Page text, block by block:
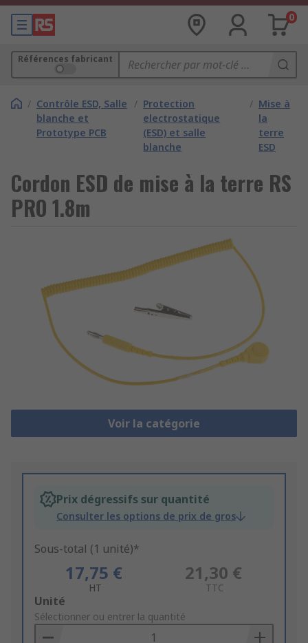
0
Références fabricant
/ Contrôle ESD, Salle
blanche et
Prototype PCB
/ Protection
electrostatique
(ESD) et salle
blanche
/ Mise à
la
terre
ESD
Cordon ESD de mise à la terre RS
PRO 1.8m
Voir la catégorie
Prix dégressifs sur quantité
Consulter les options de prix de gros
Sous-total (1 unité)*
17,75 €
HT
21,30 €
TTC
Add
to
Basket
Unité
Sélectionner ou entrer la quantité